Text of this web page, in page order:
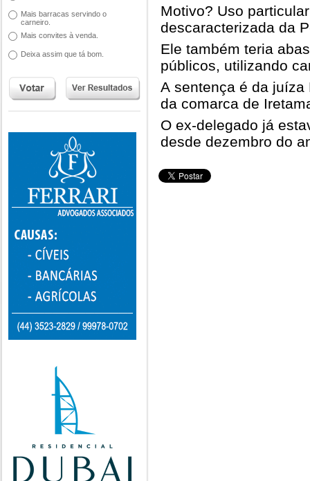
Mais barracas servindo o
carneiro.
Mais convites à venda.
Deixa assim que tá bom.
Motivo? Uso
descaracterizada da
Ele também teria
públicos, utilizando
A sentença é da juíza
da comarca de
O ex-delegado já
desde dezembro do